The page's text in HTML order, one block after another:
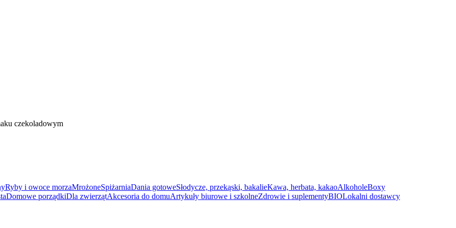
Ryby i owoce morzaMrożoneSpiżarniaDania gotoweSłodycze, przekąski, bakalieKawa, herbata, kakaoAlkoholeBoxy
Domowe porządkiDla zwierzątAkcesoria do domuArtykuły biurowe i szkolneZdrowie i suplementyBIOLokalni dostawcy
czekoladowym